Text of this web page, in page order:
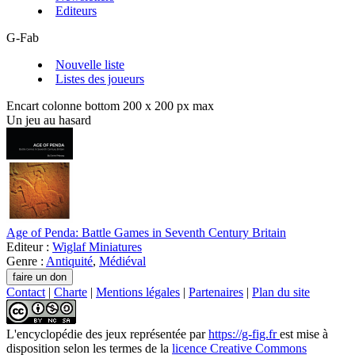
Editeurs
G-Fab
Nouvelle liste
Listes des joueurs
Encart colonne bottom 200 x 200 px max
Un jeu au hasard
Age of Penda: Battle Games in Seventh Century Britain
Editeur : Wiglaf Miniatures
Genre : Antiquité, Médiéval
Contact | Charte | Mentions légales | Partenaires | Plan du site
L'encyclopédie des jeux représentée parhttps://g-fig.frest mise à
disposition selon les termes de la licence Creative Commons